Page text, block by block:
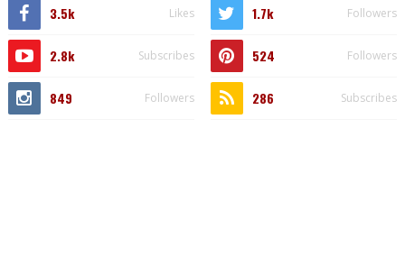
3.5k Likes 1.7k Followers
2.8k Subscribes 524 Followers
849 Followers 286 Subscribes